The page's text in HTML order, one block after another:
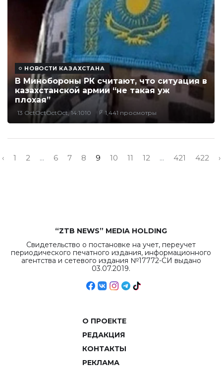
НОВОСТИ КАЗАХСТАНА
В Минобороны РК считают, что ситуация в
казахстанской армии “не такая уж
плохая”
13 OctOctOctOct, 14:1010 1,441 просмотры
‹ 1 2 ... 6 7 8 9 10 11 12 ... 421 422 ›
“ZTB NEWS” MEDIA HOLDING
Свидетельство о постановке на учет, переучет
периодического печатного издания, информационного
агентства и сетевого издания №17772-СИ выдано
03.07.2019.
О ПРОЕКТЕ
РЕДАКЦИЯ
КОНТАКТЫ
РЕКЛАМА